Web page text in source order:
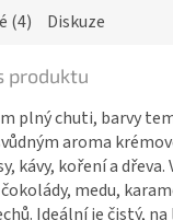
(4) Diskuze
produktu
plný chuti, barvy
aroma
kávy, koření a dřeva.
medu,
Ideální je čistý, na